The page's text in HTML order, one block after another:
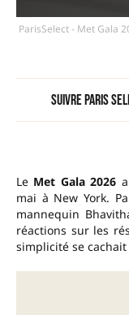
ParisSelect - Met Gala
Suivre Paris
Le Met Gala 2026
mai à New York.
mannequin
réactions sur les
simplicité se